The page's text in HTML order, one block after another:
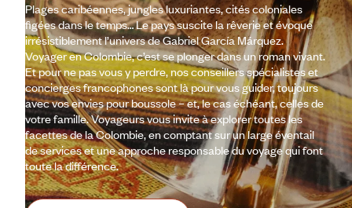
Plages caribéennes, jungles luxuriantes, cités coloniales
figées dans le temps… Le pays suscite la rêverie et évoque
irrésistiblement l’univers de Gabriel García Márquez.
Voyager en Colombie, c’est se plonger dans un roman vivant.
Et pour ne pas vous y perdre, nos conseillers spécialistes et
concierges francophones sont là pour vous guider, toujours
avec vos envies pour boussole – et, le cas échéant, celles de
votre famille. Voyageurs vous invite à explorer toutes les
facettes de la Colombie, en comptant sur un large éventail
de services et une approche responsable du voyage qui font
toute la différence.